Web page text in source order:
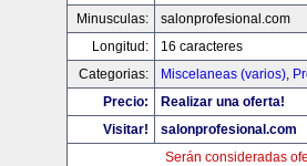
Minusculas:
salonprofesional.com
Longitud:
16 caracteres
Categorias:
Miscelaneas (varios),
Precio:
Realizar una oferta!
Visitar!
salonprofesional.com
Serán consideradas